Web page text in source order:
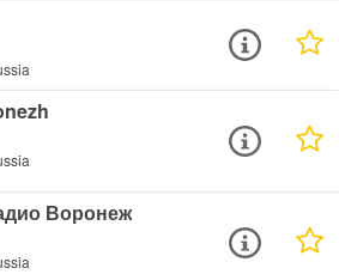
Воронеж